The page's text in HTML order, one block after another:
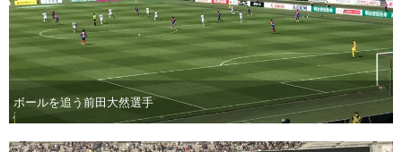
ボールを追う前田大然選手